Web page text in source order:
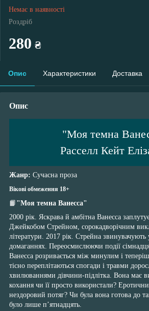
Немає в наявності
Роздріб
280 ₴
Опис Характеристики Доставка
Опис
"Моя темна
Расселл Кейт
Жанр: Сучасна проза
Вікові обмеження 18+
📙 "Моя темна Ванесса"
2000 рік. Яскрава й амбітна Ванесса
Джейкобом Стрейном, сорокадворічним
літератури. 2017 рік. Стрейна звинувачують
домаганнях. Переосмислюючи події
Ванесса розривається між минулим і
тісно переплітаються спогади і травми
хвилюваннями дівчини-підлітка. Вона має
кохання чи її просто використали?
нездоровий потяг? Чи була вона готова до
було лише п’ятнадцять.